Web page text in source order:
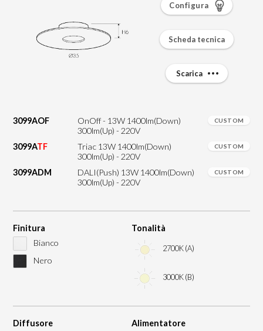
3099AOF
OnOff - 13W 1400lm(Down)
300lm(Up) - 220V
CUSTOM
3099ATF
Triac 13W 1400lm(Down)
300lm(Up) - 220V
CUSTOM
3099ADM
DALI(Push) 13W 1400lm(Down)
300lm(Up) - 220V
CUSTOM
Finitura
Bianco
Nero
Tonalità
2700K (A)
3000K (B)
Diffusore
Alimentatore
Configura
Scheda tecnica
Scarica